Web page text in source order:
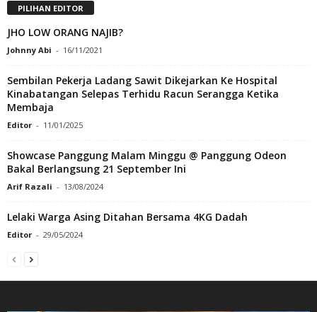
PILIHAN EDITOR
JHO LOW ORANG NAJIB?
Johnny Abi - 16/11/2021
Sembilan Pekerja Ladang Sawit Dikejarkan Ke Hospital
Kinabatangan Selepas Terhidu Racun Serangga Ketika
Membaja
Editor - 11/01/2025
Showcase Panggung Malam Minggu @ Panggung Odeon
Bakal Berlangsung 21 September Ini
Arif Razali - 13/08/2024
Lelaki Warga Asing Ditahan Bersama 4KG Dadah
Editor - 29/05/2024